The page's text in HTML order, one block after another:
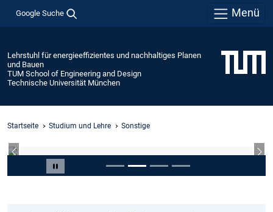
Google Suche Menü
Lehrstuhl für energieeffizientes und nachhaltiges Planen
und Bauen
TUM School of Engineering and Design
Technische Universität München
Startseite Studium und Lehre Sonstige
Carousel pausieren
Vorheriger Slide
Slide 2 von 4